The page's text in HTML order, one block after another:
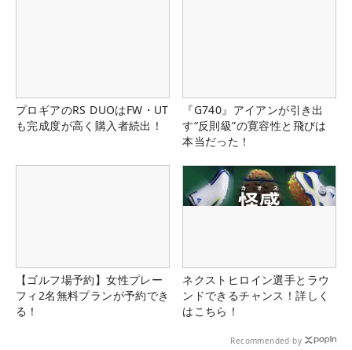
プロギアのRS DUOはFW・UT
も完成度が高く購入者続出！
『G740』アイアンが引き出
す“反則級”の寛容性と飛びは
本当だった！
【ゴルフ場予約】女性プレー
フィ2名無料プランが予約でき
る！
ネクストヒロイン選手とラウ
ンドできるチャンス！詳しく
はこちら！
Recommended by